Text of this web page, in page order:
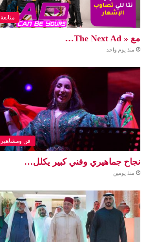
متابعة
مع « The Next Ad…
منذ يوم واحد
فن ومشاهير
نجاح جماهيري وفني كبير يكلل…
منذ يومين